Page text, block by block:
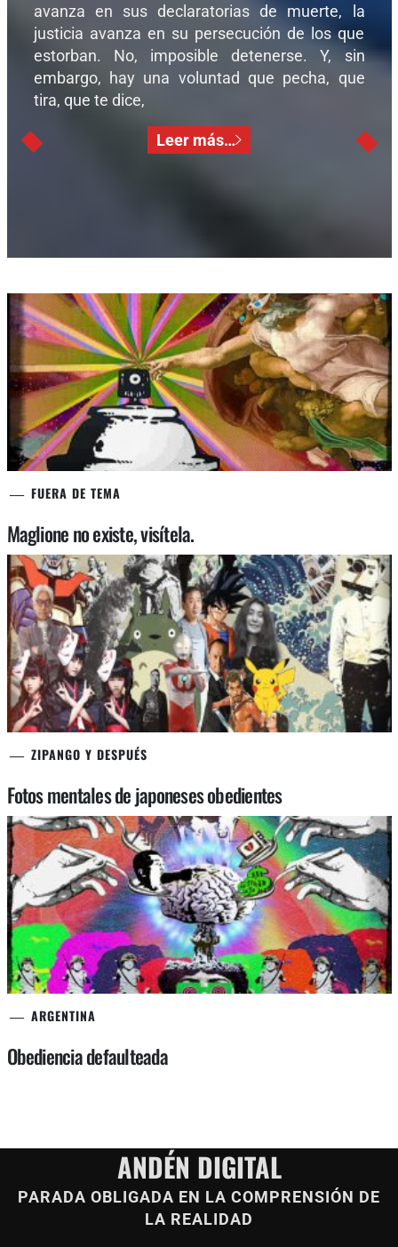
avanza en sus declaratorias de muerte, la
justicia avanza en su persecución de los que
estorban. No, imposible detenerse. Y, sin
embargo, hay una voluntad que pecha, que
tira, que te dice,
Leer más…
FUERA DE TEMA
Maglione no existe, visítela.
ZIPANGO Y DESPUÉS
Fotos mentales de japoneses obedientes
ARGENTINA
Obediencia defaulteada
ANDÉN DIGITAL
PARADA OBLIGADA EN LA COMPRENSIÓN DE
LA REALIDAD